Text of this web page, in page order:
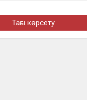
жеңіл көлік тоқтап тұрған
соқтығысты
Тағы көрсету